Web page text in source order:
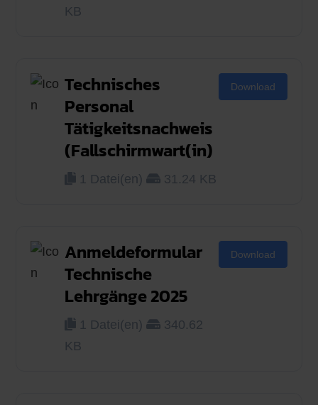
KB
Technisches
Personal
Tätigkeitsnachweis
(Fallschirmwart(in)
1 Datei(en) 31.24 KB
Download
Anmeldeformular
Technische
Lehrgänge 2025
1 Datei(en)
340.62
KB
Download